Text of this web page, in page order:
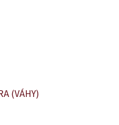
(VÁHY)